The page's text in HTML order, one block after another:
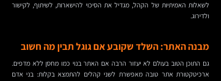
לשאלות האמיתיות של הקהל, מגדיל את הסיכוי להישארות, לשיתוף, לקישור
ולדירוג.
מבנה האתר: השלד שקובע אם גוגל תבין מה חשוב
גם התוכן הטוב בעולם לא יעזור הרבה אם האתר בנוי כמו מחסן ללא מדפים.
ארכיטקטורת אתר טובה מאפשרת לשני קהלים להתמצא בקלות: בני אדם